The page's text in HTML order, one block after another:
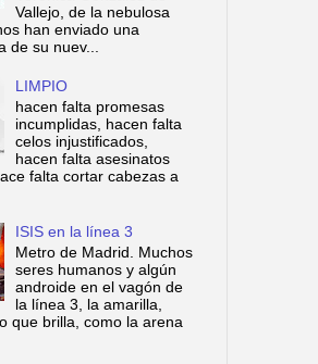
Vallejo, de la nebulosa
han enviado una
de su nuev...
LIMPIO
hacen falta promesas
incumplidas, hacen falta
celos injustificados,
hacen falta asesinatos
falta cortar cabezas a
ISIS en la línea 3
Metro de Madrid. Muchos
seres humanos y algún
androide en el vagón de
la línea 3, la amarilla,
que brilla, como la arena